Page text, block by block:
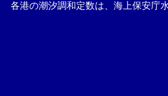
各港の潮汐調和定数は、海上保安庁